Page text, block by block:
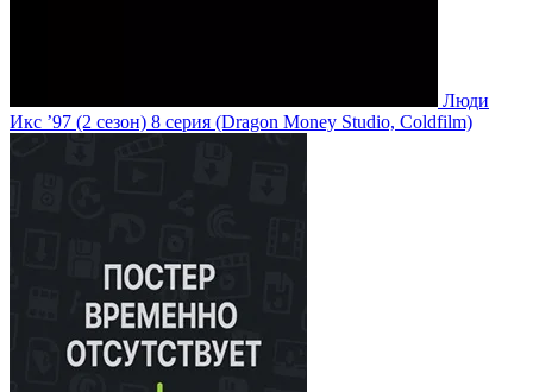
Люди
Икс ’97 (2 сезон) 8 серия (Dragon Money Studio, Coldfilm)